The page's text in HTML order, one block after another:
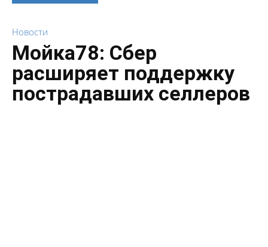
Новости
Мойка78: Сбер
расширяет поддержку
пострадавших селлеров